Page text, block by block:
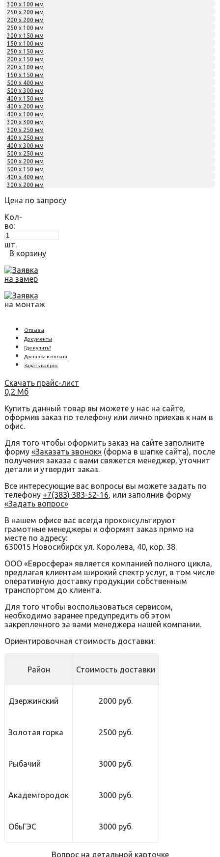
300 x 100 мм
250 x 200 мм
200 x 200 мм
250 x 100 мм
300 x 150 мм
150 x 100 мм
250 x 150 мм
200 x 150 мм
200 x 100 мм
150 x 150 мм
500 x 400 мм
500 x 300 мм
400 x 150 мм
400 x 200 мм
400 x 100 мм
300 x 300 мм
300 x 250 мм
400 x 250 мм
400 x 300 мм
500 x 250 мм
500 x 200 мм
500 x 150 мм
400 x 400 мм
300 x 200 мм
Цена по запросу
Кол-
во:
шт.
В корзину
Заявка
на замер
Заявка
на монтаж
Отзывы
Документы
Где купить?
Доставка и оплата
Задать вопрос
Скачать прайс-лист
0,2 Мб
Купить данный товар вы можете у нас на сайте,
оформив заказ по телефону или лично приехав к нам в
офис.
Для того чтобы оформить заказ на сайте заполните
форму «Заказать звонок» (форма в шапке сайта), после
получения заказа с вами свяжется менеджер, уточнит
детали и утвердит заказ.
Все интересующие вас вопросы вы можете задать по
телефону +7(383) 383-52-16, или заполнив форму
«Задать вопрос»
В нашем офисе вас всегда проконсультируют
грамотные менеджеры и оформят заказ прямо на
месте по адресу:
630015 Новосибирск ул. Королева, 40, кор. 38.
ООО «Евросфера» является компанией полного цикла,
предлагая клиентам широкий спектр услуг, в том числе
оперативную доставку продукции собственным
транспортом до клиента.
Для того чтобы воспользоваться сервисом,
необходимо заранее предупредить об этом
закрепленного за вами менеджера нашей компании.
Ориентировочная стоимость доставки:
Район Стоимость доставки
Дзержинский 2000 руб.
Золотая горка 2500 руб.
Рыбачий 3000 руб.
Академгородок 3000 руб.
ОбьГЭС 3000 руб.
Вопрос на детальной карточке